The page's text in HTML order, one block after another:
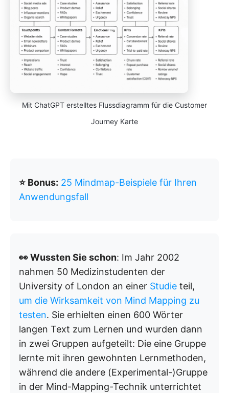
Mit ChatGPT erstelltes Flussdiagramm für die Customer
Journey Karte
⭐ Bonus: 25 Mindmap-Beispiele für Ihren
Anwendungsfall
👀 Wussten Sie schon: Im Jahr 2002
nahmen 50 Medizinstudenten der
University of London an einer Studie teil,
um die Wirksamkeit von Mind Mapping zu
testen. Sie erhielten einen 600 Wörter
langen Text zum Lernen und wurden dann
in zwei Gruppen aufgeteilt: Die eine Gruppe
lernte mit ihren gewohnten Lernmethoden,
während die andere (Experimental-)Gruppe
in der Mind-Mapping-Technik unterrichtet